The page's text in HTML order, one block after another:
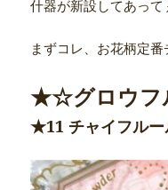
什器が新設してあっ
まずコレ、お花柄定
★☆グロウフ
★11 チャイフル